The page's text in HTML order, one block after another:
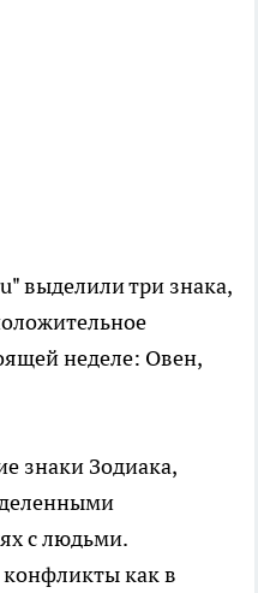
выделили три знака,
неделе: Овен,
знаки Зодиака,
с людьми.
как в